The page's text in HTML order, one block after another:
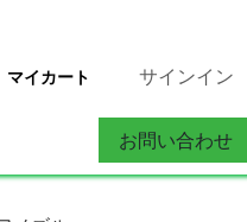
マイカート サインイン
お問い合わせ